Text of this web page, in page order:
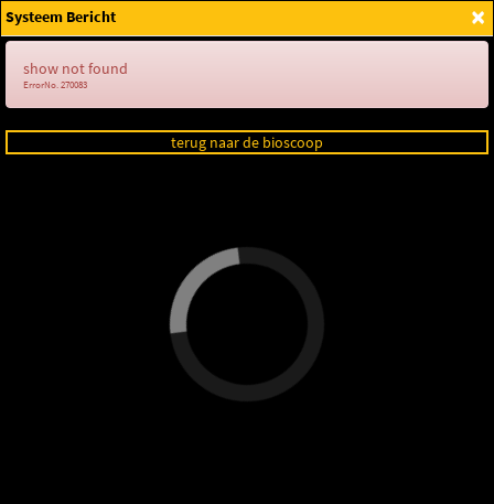
Login
×
Systeem Bericht
show not found
ErrorNo. 270083
terug naar de bioscoop